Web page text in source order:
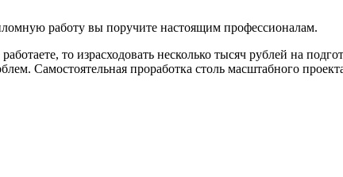
работу вы поручите настоящим профессионалам.
то израсходовать несколько тысяч рублей на
Самостоятельная проработка столь масштабного